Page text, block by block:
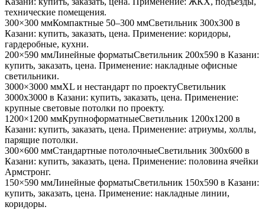
технические помещения.
300×300 ммКомпактные 50–300 ммСветильник 300x300 в
Казани: купить, заказать, цена. Применение: коридоры,
гардеробные, кухни.
200×590 ммЛинейные форматыСветильник 200x590 в Казани:
купить, заказать, цена. Применение: накладные офисные
светильники.
3000×3000 ммXL и нестандарт по проектуСветильник
3000x3000 в Казани: купить, заказать, цена. Применение:
крупные световые потолки по проекту.
1200×1200 ммКрупноформатныеСветильник 1200x1200 в
Казани: купить, заказать, цена. Применение: атриумы, холлы,
парящие потолки.
300×600 ммСтандартные потолочныеСветильник 300x600 в
Казани: купить, заказать, цена. Применение: половина ячейки
Армстронг.
150×590 ммЛинейные форматыСветильник 150x590 в Казани:
купить, заказать, цена. Применение: накладные линии,
коридоры.